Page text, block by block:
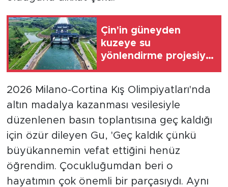
Çin'in güneyden
kuzeye su
yönlendirme projesiyle
2026 Milano-Cortina Kış Olimpiyatları'nda
altın madalya kazanması vesilesiyle
düzenlenen basın toplantısına geç kaldığı
için özür dileyen Gu, 'Geç kaldık çünkü
büyükannemin vefat ettiğini henüz
öğrendim. Çocukluğumdan beri o
hayatımın çok önemli bir parçasıydı. Aynı